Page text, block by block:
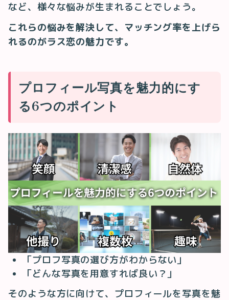
など、様々な悩みが生まれることでしょう。
これらの悩みを解決して、マッチング率を上げら
れるのがラス恋の魅力です。
プロフィール写真を魅力的にす
る6つのポイント
「プロフ写真の選び方がわからない」
「どんな写真を用意すれば良い？」
そのような方に向けて、プロフィールを写真を魅